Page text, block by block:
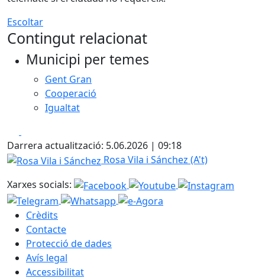
Escoltar
Contingut relacionat
Municipi per temes
Gent Gran
Cooperació
Igualtat
Darrera actualització: 5.06.2026 | 09:18
Rosa Vila i Sánchez
Rosa Vila i Sánchez (A't)
Xarxes socials:
Crèdits
Contacte
Protecció de dades
Avís legal
Accessibilitat